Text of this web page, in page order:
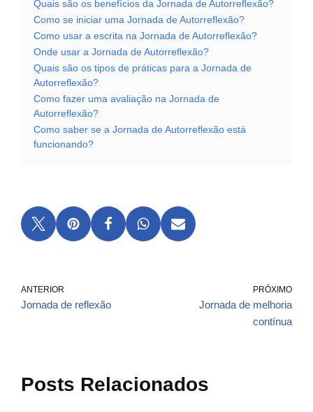
Quais são os benefícios da Jornada de Autorreflexão?
Como se iniciar uma Jornada de Autorreflexão?
Como usar a escrita na Jornada de Autorreflexão?
Onde usar a Jornada de Autorreflexão?
Quais são os tipos de práticas para a Jornada de
Autorreflexão?
Como fazer uma avaliação na Jornada de
Autorreflexão?
Como saber se a Jornada de Autorreflexão está
funcionando?
ANTERIOR
Jornada de reflexão
PRÓXIMO
Jornada de melhoria
contínua
Posts Relacionados